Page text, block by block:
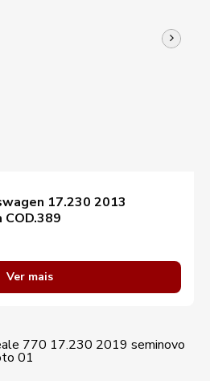
17.230 2013
Ver mais